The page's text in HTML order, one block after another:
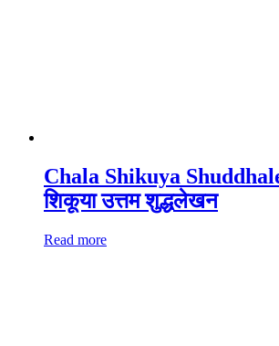
Chala Shikuya
शिकूया उत्तम शुद्धलेखन
Read more